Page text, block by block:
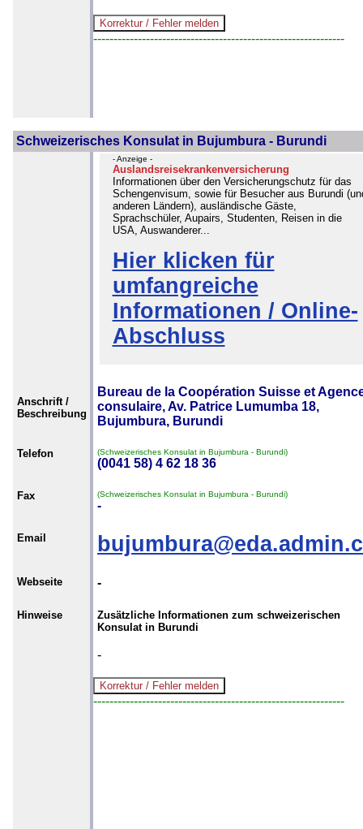
--------------------------------------------------------------
Schweizerisches Konsulat in Bujumbura - Burundi
- Anzeige -
Auslandsreisekrankenversicherung
Informationen über den Versicherungschutz für das
Schengenvisum, sowie für Besucher aus Burundi
anderen Ländern), ausländische Gäste,
Sprachschüler, Aupairs, Studenten, Reisen in die
USA, Auswanderer...
Hier klicken für
umfangreiche
Informationen / Online-
Abschluss
Anschrift /
Beschreibung
Bureau de la Coopération Suisse et
consulaire, Av. Patrice Lumumba 18,
Bujumbura, Burundi
Telefon (Schweizerisches Konsulat in Bujumbura - Burundi)
(0041 58) 4 62 18 36
Fax (Schweizerisches Konsulat in Bujumbura - Burundi)
-
Email
Webseite -
Hinweise
Zusätzliche Informationen zum schweizerischen
Konsulat in Burundi
-
--------------------------------------------------------------